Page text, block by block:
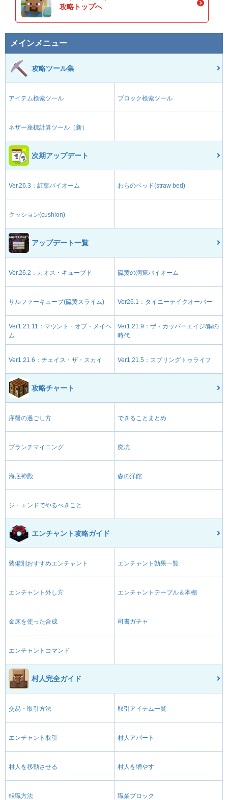
攻略トップへ
メインメニュー
攻略ツール集
アイテム検索ツール ブロック検索ツール
ネザー座標計算ツール（新）
次期アップデート
Ver.26.3：紅葉バイオーム わらのベッド(straw bed)
クッション(cushion)
アップデート一覧
Ver.26.2：カオス・キューブド 硫黄の洞窟バイオーム
サルファーキューブ(硫黄スライム) Ver26.1：タイニーテイクオーバー
Ver1.21.11：マウント・オブ・メイヘ
ム
Ver1.21.9：ザ・カッパーエイジ/銅の
時代
Ver1.21.6：チェイス・ザ・スカイ Ver1.21.5：スプリングトゥライフ
攻略チャート
序盤の過ごし方 できることまとめ
ブランチマイニング 廃坑
海底神殿 森の洋館
ジ・エンドでやるべきこと
エンチャント攻略ガイド
装備別おすすめエンチャント エンチャント効果一覧
エンチャント外し方 エンチャントテーブル＆本棚
金床を使った合成 司書ガチャ
エンチャントコマンド
村人完全ガイド
交易・取引方法 取引アイテム一覧
エンチャント取引 村人アパート
村人を移動させる 村人を増やす
転職方法 職業ブロック